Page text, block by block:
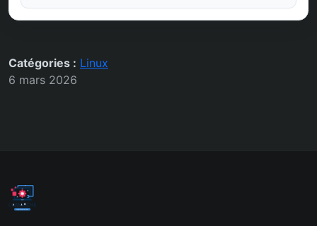
Catégories : Linux
6 mars 2026